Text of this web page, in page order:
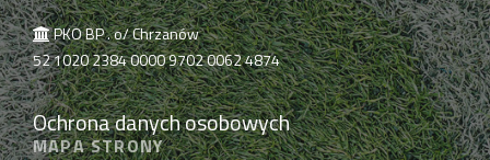
PKO BP . o/ Chrzanów
52 1020 2384 0000 9702 0062 4874
Ochrona danych osobowych
MAPA STRONY